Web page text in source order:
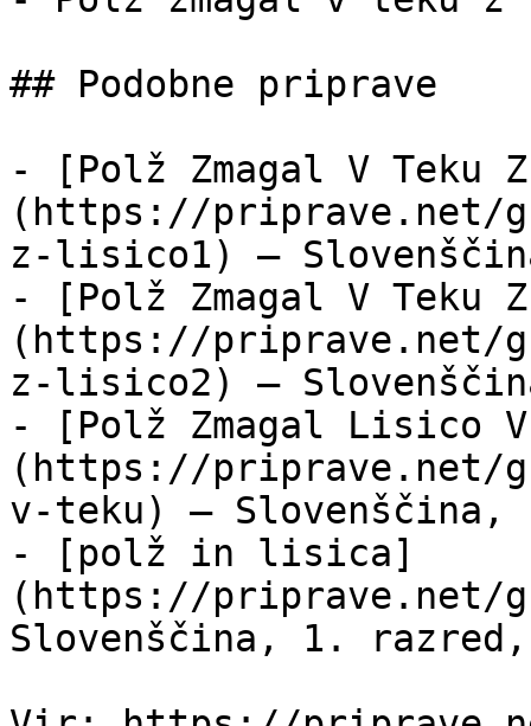
## Podobne priprave
- [Polž Zmagal V Teku
(https://priprave.net/
z-lisico1) —
- [Polž Zmagal V Teku
(https://priprave.net/
z-lisico2) —
- [Polž Zmagal Lisico
(https://priprave.net/
v-teku) — Slovenščina,
- [polž in lisica]
(https://priprave.net/
Slovenščina, 1. razred,